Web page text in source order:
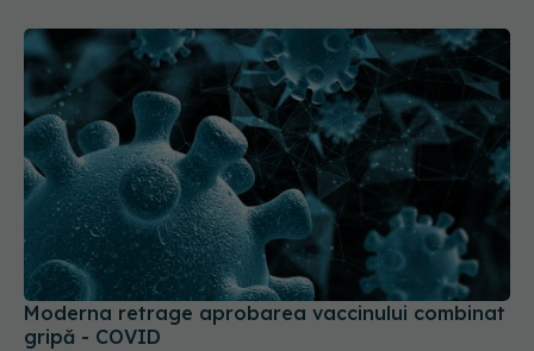
Moderna retrage aprobarea vaccinului combinat
gripă - COVID